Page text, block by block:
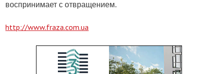
воспринимает с отвращением.
http://www.fraza.com.ua